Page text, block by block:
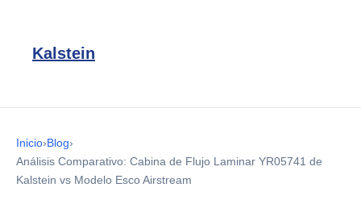
Kalstein
Inicio›Blog›
Análisis Comparativo: Cabina de Flujo Laminar YR05741 de
Kalstein vs Modelo Esco Airstream